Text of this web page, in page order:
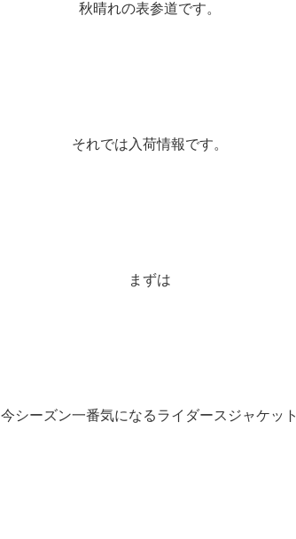
秋晴れの表参道です。
それでは入荷情報です。
まずは
今シーズン一番気になるライダースジャケット